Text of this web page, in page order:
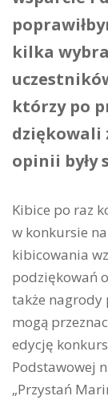
kilka
którzy po
dziękowali
opinii były
Kibice po raz
w konkursie
kibicowania
podziękowań
także nagrody
mogą
edycję
Podstawowej
„Przystań